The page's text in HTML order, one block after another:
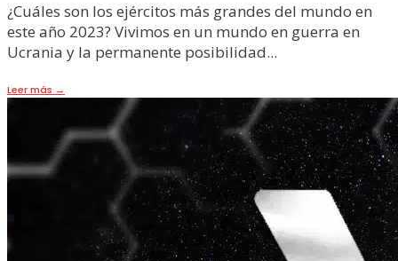
¿Cuáles son los ejércitos más grandes del mundo en
este año 2023? Vivimos en un mundo en guerra en
Ucrania y la permanente posibilidad...
Leer más →